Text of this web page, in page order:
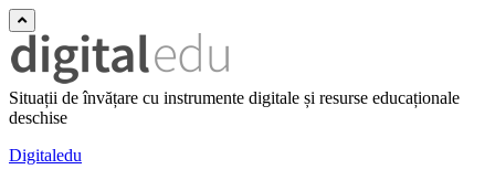
Situații de învățare cu instrumente digitale și resurse educaționale
deschise
Digitaledu